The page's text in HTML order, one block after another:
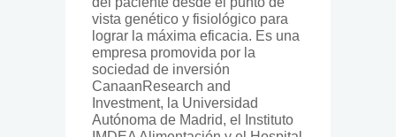
vista genético y fisiológico para
lograr la máxima eficacia. Es una
empresa promovida por la
sociedad de inversión
CanaanResearch and
Investment, la Universidad
Autónoma de Madrid, el Instituto